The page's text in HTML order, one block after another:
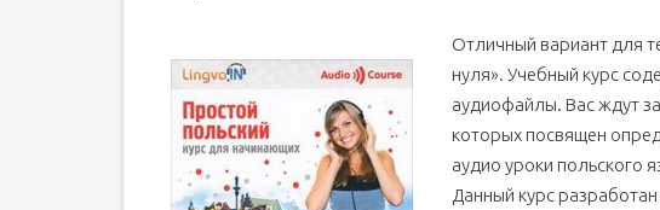
Отличный вариант для
нуля». Учебный курс
аудиофайлы. Вас ждут
которых посвящен
аудио уроки польского
Данный курс